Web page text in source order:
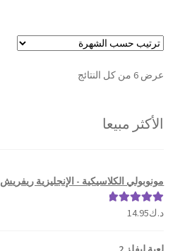
عرض ⁦6⁩ من كل النتائج
تم
الأكثر مبيعا
مونوبولي الكلاسيكية - الإنجليزية ريفريش
تم التقييم
د.ك14.95